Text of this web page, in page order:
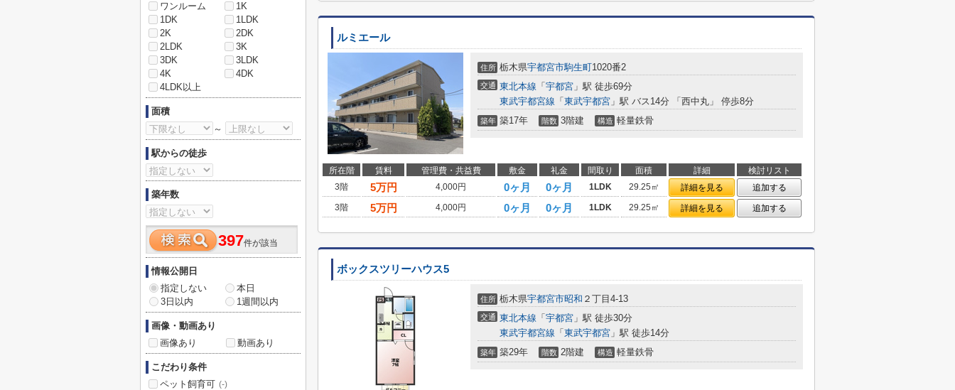
ルミエール
住所 栃木県宇都宮市駒生町1020番2
交通 東北本線 「 宇都宮 」駅 徒歩69分
東武宇都宮線 「 東武宇都宮 」駅 バス14分 「西中丸」 停歩8分
築年 築17年 階数 3階建 構造 軽量鉄骨
所在階 賃料 管理費・共益費 敷金 礼金 間取り 面積 詳細
検討リスト
3階
5万円 4,000円 0ヶ月 0ヶ月 1LDK 29.25㎡ 詳細を見る
追加する
3階
5万円 4,000円 0ヶ月 0ヶ月 1LDK 29.25㎡ 詳細を見る 追加する
ボックスツリーハウス5
住所 栃木県宇都宮市昭和 ２丁目4-13
交通 東北本線 「 宇都宮 」駅 徒歩30分
東武宇都宮線 「 東武宇都宮 」駅 徒歩14分
築年 築29年 階数 2階建 構造 軽量鉄骨
ワンルーム
1K
1DK
1LDK
2K
2DK
2LDK
3K
3DK
3LDK
4K
4DK
4LDK以上
面積
～
駅からの徒歩
築年数
397件が該当
情報公開日
指定しない
本日
3日以内
1週間以内
画像・動画あり
画像あり
動画あり
こだわり条件
ペット飼育可 (-)